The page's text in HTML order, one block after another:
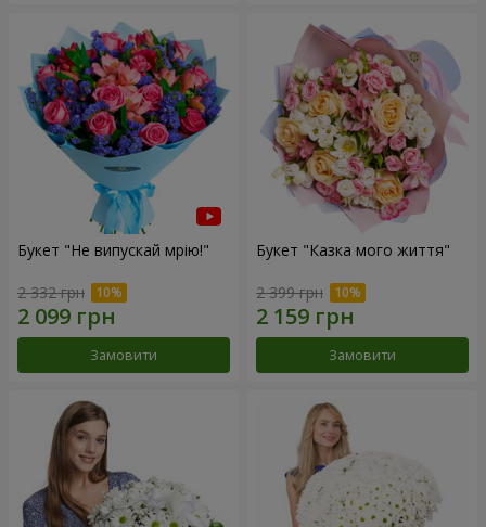
Букет "Не випускай мрію!"
2 332 грн
Замовити
Букет "Казка мого життя"
2 399 грн
Замовити